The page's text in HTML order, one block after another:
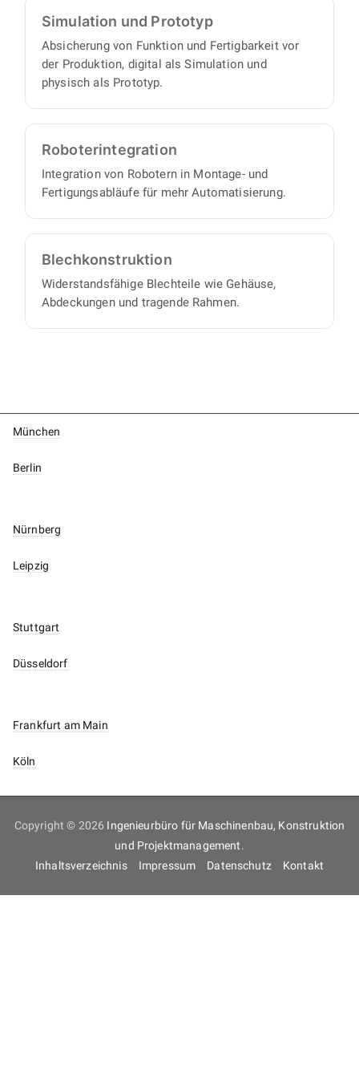
Simulation und Prototyp
Absicherung von Funktion und Fertigbarkeit vor
der Produktion, digital als Simulation und
physisch als Prototyp.
Roboter­integration
Integration von Robotern in Montage- und
Fertigungsabläufe für mehr Automatisierung.
Blech­konstruktion
Widerstandsfähige Blechteile wie Gehäuse,
Abdeckungen und tragende Rahmen.
München
Berlin
Nürnberg
Leipzig
Stuttgart
Düsseldorf
Frankfurt am Main
Köln
Copyright © 2026 Ingenieurbüro für Maschinenbau, Konstruktion
und Projektmanagement.
Inhaltsverzeichnis
Impressum Datenschutz Kontakt